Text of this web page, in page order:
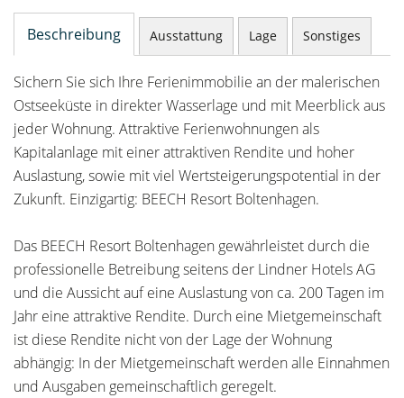
Beschreibung Ausstattung Lage Sonstiges
Sichern Sie sich Ihre Ferienimmobilie an der malerischen
Ostseeküste in direkter Wasserlage und mit Meerblick aus
jeder Wohnung. Attraktive Ferienwohnungen als
Kapitalanlage mit einer attraktiven Rendite und hoher
Auslastung, sowie mit viel Wertsteigerungspotential in der
Zukunft. Einzigartig: BEECH Resort Boltenhagen.
Das BEECH Resort Boltenhagen gewährleistet durch die
professionelle Betreibung seitens der Lindner Hotels AG
und die Aussicht auf eine Auslastung von ca. 200 Tagen im
Jahr eine attraktive Rendite. Durch eine Mietgemeinschaft
ist diese Rendite nicht von der Lage der Wohnung
abhängig: In der Mietgemeinschaft werden alle Einnahmen
und Ausgaben gemeinschaftlich geregelt.